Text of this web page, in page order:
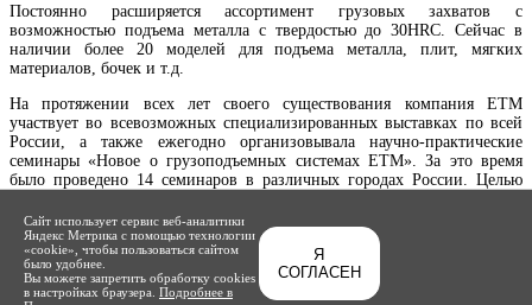
Постоянно расширяется ассортимент грузовых захватов с
возможностью подъема металла с твердостью до 30HRC. Сейчас в
наличии более 20 моделей для подъема металла, плит, мягких
материалов, бочек и т.д.
На протяжении всех лет своего существования компания ЕТМ
участвует во всевозможных специализированных выставках по всей
России, а также ежегодно организовывала научно-практические
семинары «Новое о грузоподъемных системах ЕТМ». За это время
было проведено 14 семинаров в различных городах России. Целью
современных и прогрессивных технологий подъёма грузов,
предлагаемых компанией ЕТМ.
Качество, качество и еще раз качество, а также широта ассортимента,
простота, быстрота, надежность и должный уровень сервиса - вот что
Сайт использует сервис веб-аналитики
Яндекс Метрика с помощью технологии
«cookie», чтобы пользоваться сайтом
было удобнее.
Вы можете запретить обработку cookies
в настройках браузера. Подробнее в
Я
СОГЛАСЕН